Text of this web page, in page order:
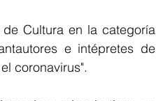
Cultura en la categoría
e intépretes de
coronavirus".